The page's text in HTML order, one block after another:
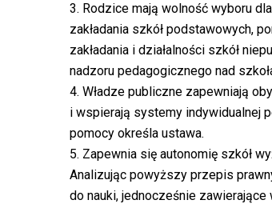
3. Rodzice mają wolność wyboru
zakładania szkół podstawowych,
zakładania i działalności szkół
nadzoru pedagogicznego nad
4. Władze publiczne zapewniają
i wspierają systemy indywidualnej
pomocy określa ustawa.
5. Zapewnia się autonomię szkół
Analizując powyższy przepis
do nauki, jednocześnie